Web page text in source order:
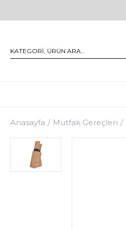
Anasayfa Mutfak Gereçleri